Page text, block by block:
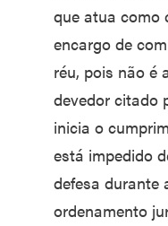
que atua como
encargo de
réu, pois não é
devedor citado
inicia o
está impedido
defesa durante
ordenamento